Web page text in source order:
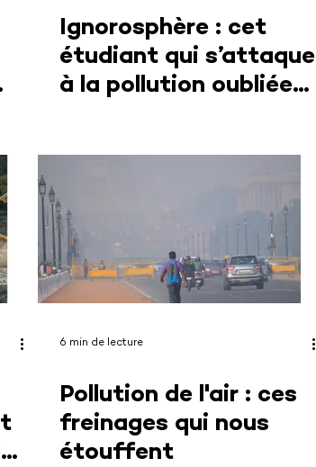
Ignorosphère : cet
étudiant qui s’attaque
à la pollution oubliée
6 min de lecture
Pollution de l'air : ces
freinages qui nous
étouffent